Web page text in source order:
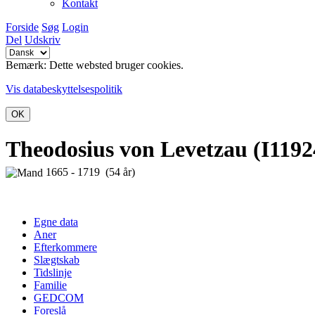
Kontakt
Forside Søg Login
Del Udskriv
Bemærk: Dette websted bruger cookies.
Vis databeskyttelsespolitik
OK
Theodosius von Levetzau
1665 - 1719 (54 år)
Egne data
Aner
Efterkommere
Slægtskab
Tidslinje
Familie
GEDCOM
Foreslå